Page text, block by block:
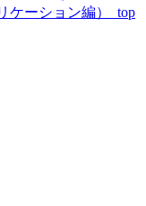
ケーション編）_top